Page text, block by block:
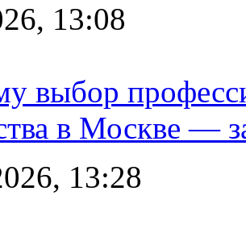
13:08
выбор
в Москве —
13:28